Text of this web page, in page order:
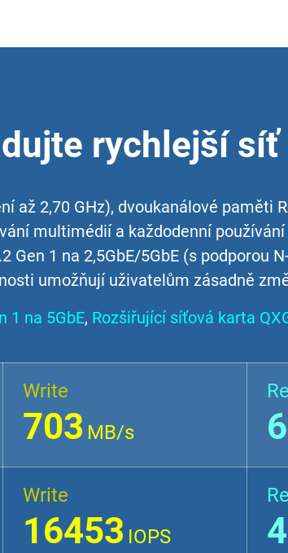
rychlejší síť
2,70 GHz), dvoukanálové paměti
multimédií a každodenní
1 na 2,5GbE/5GbE (s podporou
umožňují uživatelům zásadně
1 na 5GbE, Rozšiřující síťová karta
Write
703 MB/s
Write
16453 IOPS